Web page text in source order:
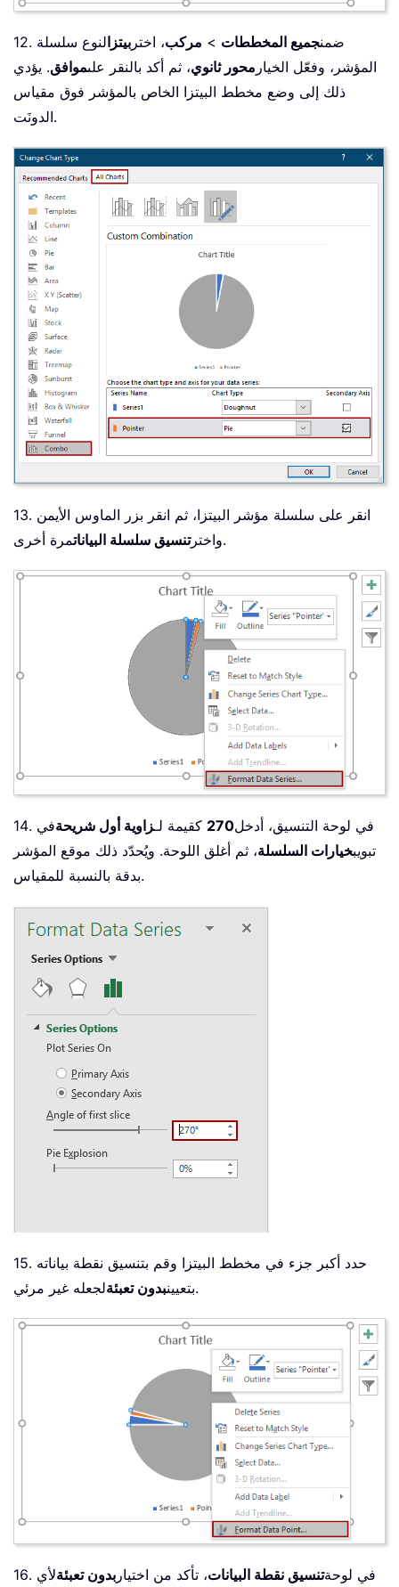
12. ضمنجميع المخططات > مركب، اختر بيتزالنوع سلسلة
المؤشر، وفعّل الخيار محور ثانوي، ثم أكد بالنقر علىموافق. يؤدي
ذلك إلى وضع مخطط البيتزا الخاص بالمؤشر فوق مقياس
الدونَت.
13. انقر على سلسلة مؤشر البيتزا، ثم انقر بزر الماوس الأيمن
واخترتنسيق سلسلة البيانات مرة أخرى.
14. في لوحة التنسيق، أدخل270 كقيمة لـزاوية أول شريحةفي
تبويبخيارات السلسلة، ثم أغلق اللوحة. ويُحدّد ذلك موقع المؤشر
بدقة بالنسبة للمقياس.
15. حدد أكبر جزء في مخطط البيتزا وقم بتنسيق نقطة بياناته
بتعيينبدون تعبئة لجعله غير مرئي.
16. في لوحةتنسيق نقطة البيانات، تأكد من اختيار بدون تعبئةلأي